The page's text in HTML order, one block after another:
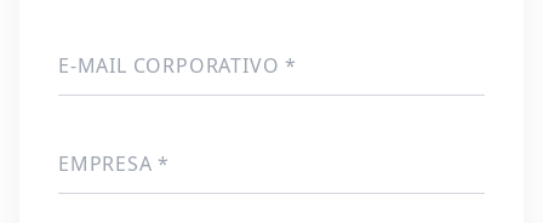
E-MAIL CORPORATIVO *
EMPRESA *